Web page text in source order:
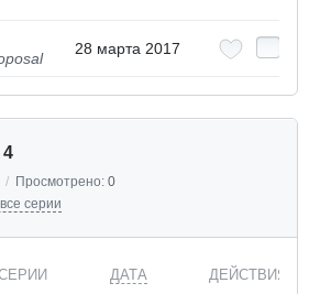
28 марта 2017
/ Просмотрено: 0
серии
ДАТА ДЕЙСТВИЯ